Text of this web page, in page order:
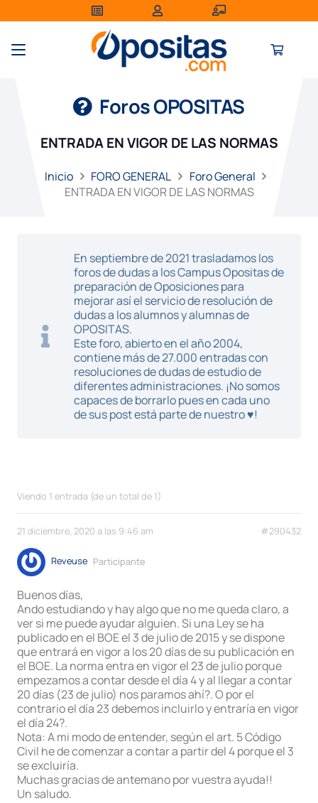
Foros OPOSITAS
ENTRADA EN VIGOR DE LAS NORMAS
Inicio FORO GENERAL
Foro General
ENTRADA EN VIGOR DE LAS NORMAS
En septiembre de 2021 trasladamos los
foros de dudas a los Campus Opositas de
preparación de Oposiciones para
mejorar así el servicio de resolución de
dudas a los alumnos y alumnas de
OPOSITAS.
Este foro, abierto en el año 2004,
contiene más de 27.000 entradas con
resoluciones de dudas de estudio de
diferentes administraciones. ¡No somos
capaces de borrarlo pues en cada uno
de sus post está parte de nuestro ♥!
Viendo 1 entrada (de un total de 1)
21 diciembre, 2020 a las 9:46 am #290432
Reveuse Participante
Buenos días,
Ando estudiando y hay algo que no me queda claro, a
ver si me puede ayudar alguien. Si una Ley se ha
publicado en el BOE el 3 de julio de 2015 y se dispone
que entrará en vigor a los 20 días de su publicación en
el BOE. La norma entra en vigor el 23 de julio porque
empezamos a contar desde el día 4 y al llegar a contar
20 días (23 de julio) nos paramos ahí?. O por el
contrario el día 23 debemos incluirlo y entraría en vigor
el día 24?.
Nota: A mi modo de entender, según el art. 5 Código
Civil he de comenzar a contar a partir del 4 porque el 3
se excluiría.
Muchas gracias de antemano por vuestra ayuda!!
Un saludo.